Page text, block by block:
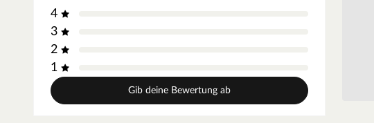
4
3
2
1
Gib deine Bewertung ab